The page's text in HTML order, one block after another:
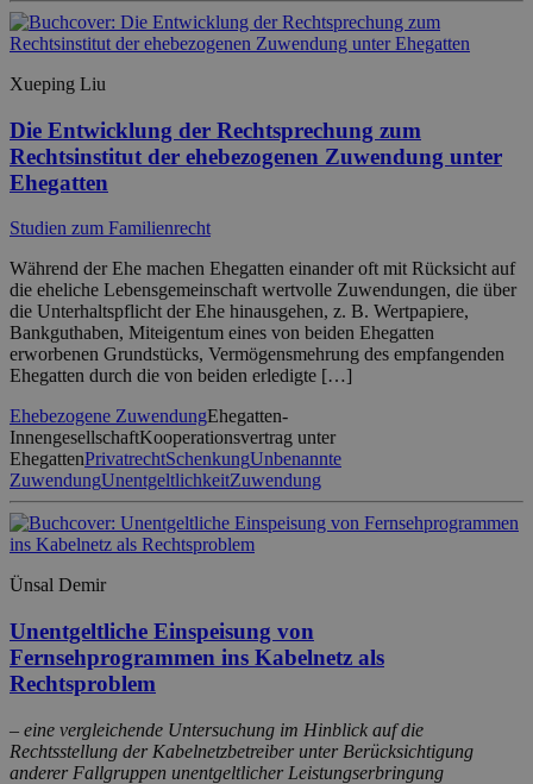
Xueping Liu
Die Entwicklung der Rechtsprechung zum
Rechtsinstitut der ehebezogenen Zuwendung unter
Ehegatten
Studien zum Familienrecht
Während der Ehe machen Ehegatten einander oft mit Rücksicht auf
die eheliche Lebensgemeinschaft wertvolle Zuwendungen, die über
die Unterhaltspflicht der Ehe hinausgehen, z. B. Wertpapiere,
Bankguthaben, Miteigentum eines von beiden Ehegatten
erworbenen Grundstücks, Vermögensmehrung des empfangenden
Ehegatten durch die von beiden erledigte […]
Ehebezogene ZuwendungEhegatten-
InnengesellschaftKooperationsvertrag unter
EhegattenPrivatrechtSchenkungUnbenannte
ZuwendungUnentgeltlichkeitZuwendung
Ünsal Demir
Unentgeltliche Einspeisung von
Fernsehprogrammen ins Kabelnetz als
Rechtsproblem
– eine vergleichende Untersuchung im Hinblick auf die
Rechtsstellung der Kabelnetzbetreiber unter Berücksichtigung
anderer Fallgruppen unentgeltlicher Leistungserbringung